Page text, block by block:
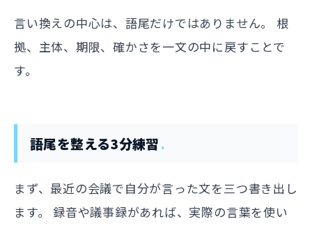
言い換えの中心は、語尾だけではありません。 根
拠、主体、期限、確かさを一文の中に戻すことで
す。
語尾を整える3分練習
まず、最近の会議で自分が言った文を三つ書き出し
ます。 録音や議事録があれば、実際の言葉を使い